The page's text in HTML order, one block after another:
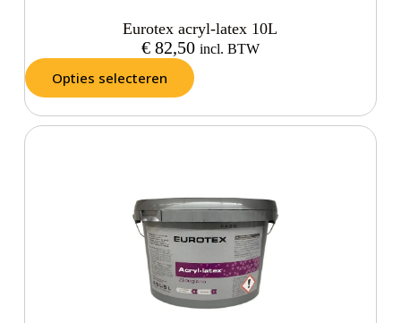
Eurotex acryl-latex 10L
€82,50 incl. BTW
Opties selecteren